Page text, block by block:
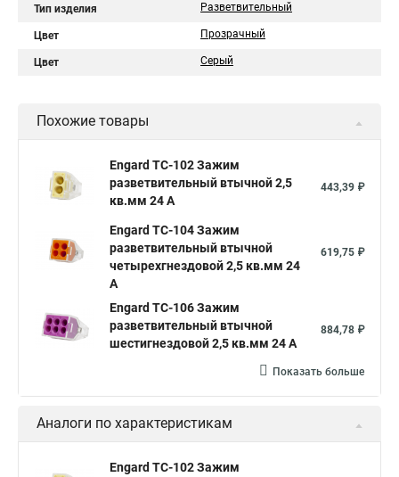
Тип изделия Разветвительный
Цвет Прозрачный
Цвет Серый
Похожие товары
Engard TC-102 Зажим
разветвительный втычной 2,5
кв.мм 24 А
443,39 ₽
Engard TC-104 Зажим
разветвительный втычной
четырехгнездовой 2,5 кв.мм 24
А
619,75 ₽
Engard TC-106 Зажим
разветвительный втычной
шестигнездовой 2,5 кв.мм 24 А
884,78 ₽
Показать больше
Аналоги по характеристикам
Engard TC-102 Зажим